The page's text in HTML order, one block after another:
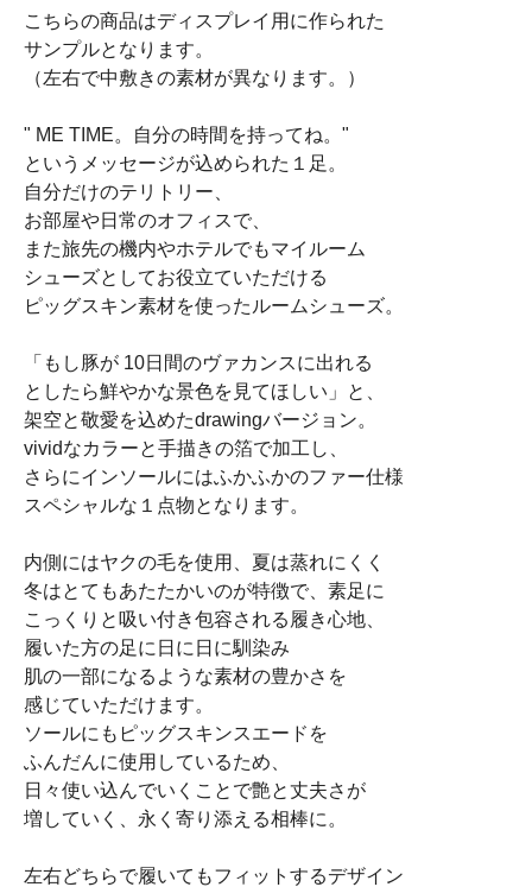
こちらの商品はディスプレイ用に作られた
サンプルとなります。
（左右で中敷きの素材が異なります。）
" ME TIME。自分の時間を持ってね。"
というメッセージが込められた１足。
自分だけのテリトリー、
お部屋や日常のオフィスで、
また旅先の機内やホテルでもマイルーム
シューズとしてお役立ていただける
ピッグスキン素材を使ったルームシューズ。
「もし豚が 10日間のヴァカンスに出れる
としたら鮮やかな景色を見てほしい」と、
架空と敬愛を込めたdrawingバージョン。
vividなカラーと手描きの箔で加工し、
さらにインソールにはふかふかのファー仕様
スペシャルな１点物となります。
内側にはヤクの毛を使用、夏は蒸れにくく
冬はとてもあたたかいのが特徴で、素足に
こっくりと吸い付き包容される履き心地、
履いた方の足に日に日に馴染み
肌の一部になるような素材の豊かさを
感じていただけます。
ソールにもピッグスキンスエードを
ふんだんに使用しているため、
日々使い込んでいくことで艶と丈夫さが
増していく、永く寄り添える相棒に。
左右どちらで履いてもフィットするデザイン